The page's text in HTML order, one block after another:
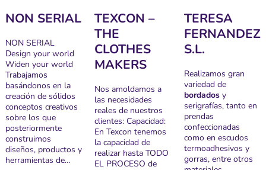
NON SERIAL
NON SERIAL
Design your world
Widen your world
Trabajamos
basándonos en la
creación de sólidos
conceptos creativos
sobre los que
posteriormente
construimos
diseños, productos y
herramientas de…
TEXCON –
THE
CLOTHES
MAKERS
Nos amoldamos a
las necesidades
reales de nuestros
clientes: Capacidad:
En Texcon tenemos
la capacidad de
realizar hasta TODO
EL PROCESO de
TERESA
FERNANDEZ
S.L.
Realizamos gran
variedad de
bordados y
serigrafías, tanto en
prendas
confeccionadas
como en escudos
termoadhesivos y
gorras, entre otros